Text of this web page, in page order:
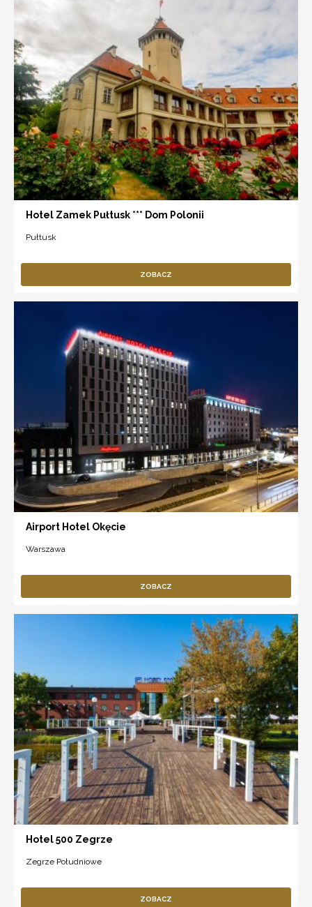
Hotel Zamek Pułtusk *** Dom Polonii
Pułtusk
ZOBACZ
Airport Hotel Okęcie
Warszawa
ZOBACZ
Hotel 500 Zegrze
Zegrze Południowe
ZOBACZ